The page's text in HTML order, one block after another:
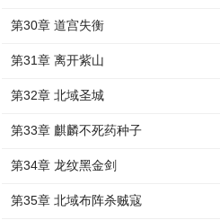
第30章 道宫失衡
第31章 离开紫山
第32章 北域圣城
第33章 麒麟不死药种子
第34章 龙纹黑金剑
第35章 北域布阵杀贼寇